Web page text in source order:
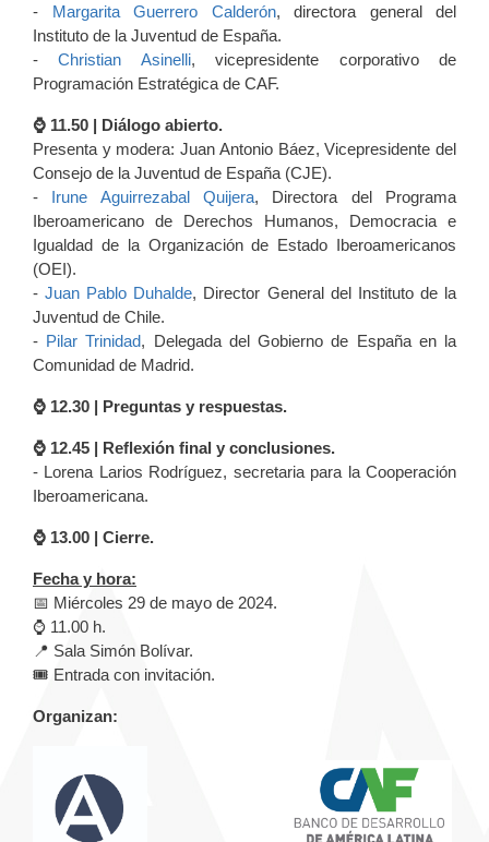
- Margarita Guerrero Calderón, directora general del
Instituto de la Juventud de España.
- Christian Asinelli, vicepresidente corporativo de
Programación Estratégica de CAF.
⌚️ 11.50 | Diálogo abierto.
Presenta y modera: Juan Antonio Báez, Vicepresidente del
Consejo de la Juventud de España (CJE).
- Irune Aguirrezabal Quijera, Directora del Programa
Iberoamericano de Derechos Humanos, Democracia e
Igualdad de la Organización de Estado Iberoamericanos
(OEI).
-Juan Pablo Duhalde, Director General del Instituto de la
Juventud de Chile.
- Pilar Trinidad, Delegada del Gobierno de España en la
Comunidad de Madrid.
⌚️ 12.30 | Preguntas y respuestas.
⌚️ 12.45 | Reflexión final y conclusiones.
- Lorena Larios Rodríguez, secretaria para la Cooperación
Iberoamericana.
⌚️ 13.00 | Cierre.
Fecha y hora:
📅 Miércoles 29 de mayo de 2024.
⌚️ 11.00 h.
📍 Sala Simón Bolívar.
🎟️ Entrada con invitación.
Organizan: